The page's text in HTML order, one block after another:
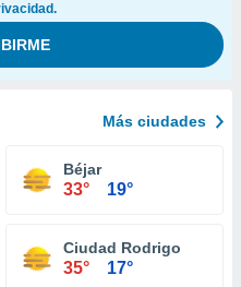
Más ciudades
Béjar
33° 19°
Ciudad Rodrigo
35° 17°